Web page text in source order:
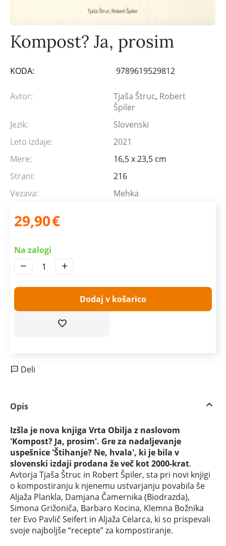
Kompost? Ja, prosim
KODA: 9789619529812
Avtor: Tjaša Štruc, Robert
Špiler
Jezik:
Slovenski
Leto izdaje:
2021
Mere:
16,5 x 23,5 cm
Strani:
216
Vezava:
Mehka
29,90€
Na zalogi
+
−
Dodaj v košarico
Deli
Opis
Izšla je nova knjiga Vrta Obilja z naslovom
'Kompost? Ja, prosim'. Gre za nadaljevanje
uspešnice 'Štihanje? Ne, hvala', ki je bila v
slovenski izdaji prodana že več kot 2000-krat.
Avtorja Tjaša Štruc in Robert Špiler, sta pri novi knjigi
o kompostiranju k njenemu ustvarjanju povabila še
Aljaža Plankla, Damjana Čamernika (Biodrazda),
Simona Grižoniča, Barbaro Kocina, Klemna Božnika
ter Evo Pavlič Seifert in Aljaža Celarca, ki so prispevali
svoje najboljše “recepte” za kompostiranje.